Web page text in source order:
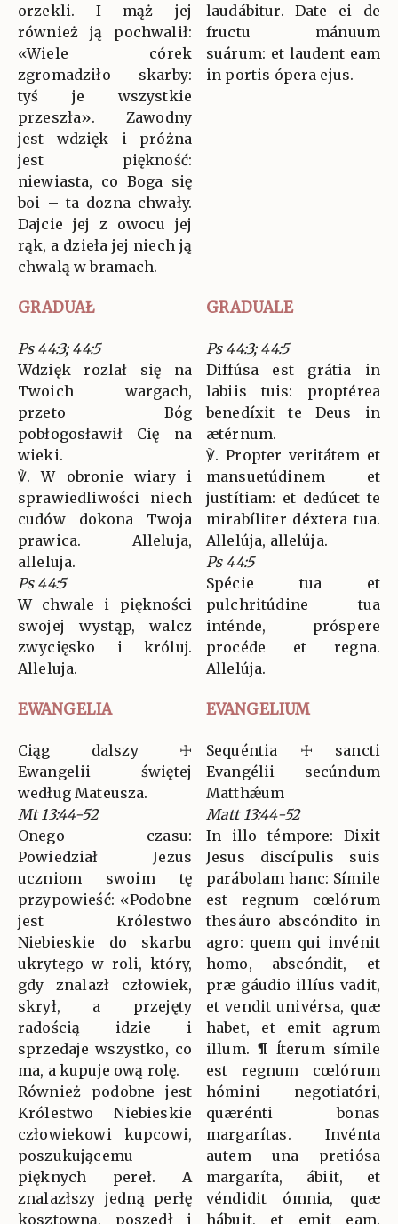
orzekli. I mąż jej
również ją pochwalił:
«Wiele córek
zgromadziło skarby:
tyś je wszystkie
przeszła». Zawodny
jest wdzięk i próżna
jest piękność:
niewiasta, co Boga się
boi – ta dozna chwały.
Dajcie jej z owocu jej
rąk, a dzieła jej niech ją
chwalą w bramach.
laudábitur. Date ei de
fructu mánuum
suárum: et laudent eam
in portis ópera ejus.
GRADUAŁ GRADUALE
Ps 44:3; 44:5
Wdzięk rozlał się na
Twoich wargach,
przeto Bóg
pobłogosławił Cię na
wieki.
℣. W obronie wiary i
sprawiedliwości niech
cudów dokona Twoja
prawica. Alleluja,
alleluja.
Ps 44:5
W chwale i piękności
swojej wystąp, walcz
zwycięsko i króluj.
Alleluja.
Ps 44:3; 44:5
Diffúsa est grátia in
labiis tuis: proptérea
benedíxit te Deus in
ætérnum.
℣. Propter veritátem et
mansuetúdinem et
justítiam: et dedúcet te
mirabíliter déxtera tua.
Allelúja, allelúja.
Ps 44:5
Spécie tua et
pulchritúdine tua
inténde, próspere
procéde et regna.
Allelúja.
EWANGELIA EVANGELIUM
Ciąg dalszy ☩
Ewangelii świętej
według Mateusza.
Mt 13:44-52
Onego czasu:
Powiedział Jezus
uczniom swoim tę
przypowieść: «Podobne
jest Królestwo
Niebieskie do skarbu
ukrytego w roli, który,
gdy znalazł człowiek,
skrył, a przejęty
radością idzie i
sprzedaje wszystko, co
ma, a kupuje ową rolę.
Również podobne jest
Królestwo Niebieskie
człowiekowi kupcowi,
poszukującemu
pięknych pereł. A
znalazłszy jedną perłę
kosztowną, poszedł i
Sequéntia ☩ sancti
Evangélii secúndum
Matthǽum
Matt 13:44-52
In illo témpore: Dixit
Jesus discípulis suis
parábolam hanc: Símile
est regnum cœlórum
thesáuro abscóndito in
agro: quem qui invénit
homo, abscóndit, et
præ gáudio illíus vadit,
et vendit univérsa, quæ
habet, et emit agrum
illum. ¶ Íterum símile
est regnum cœlórum
hómini negotiatóri,
quærénti bonas
margarítas. Invénta
autem una pretiósa
margaríta, ábiit, et
véndidit ómnia, quæ
hábuit, et emit eam.